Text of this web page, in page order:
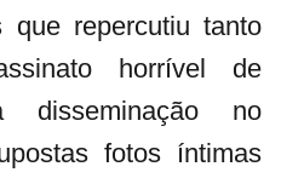
que repercutiu tanto
horrível de
no
fotos íntimas